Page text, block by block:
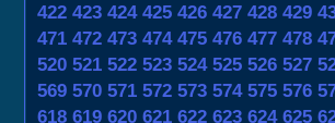
422 423 424 425 426 427 428 429
471 472 473 474 475 476 477 478
520 521 522 523 524 525 526 527
569 570 571 572 573 574 575 576
618 619 620 621 622 623 624 625